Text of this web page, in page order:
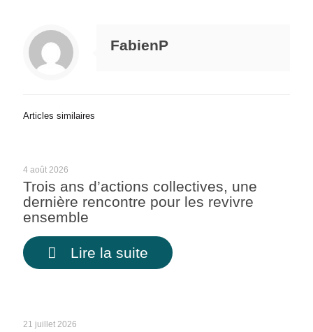
FabienP
Articles similaires
4 août 2026
Trois ans d’actions collectives, une
dernière rencontre pour les revivre
ensemble
Lire la suite
21 juillet 2026